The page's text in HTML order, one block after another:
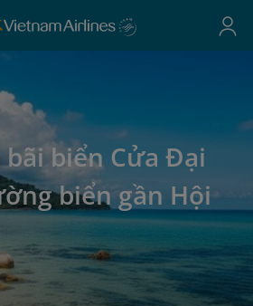
bãi biển Cửa Đại
biển gần Hội